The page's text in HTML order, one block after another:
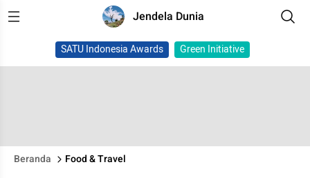
Jendela Dunia
SATU Indonesia Awards Green Initiative
Beranda Food & Travel